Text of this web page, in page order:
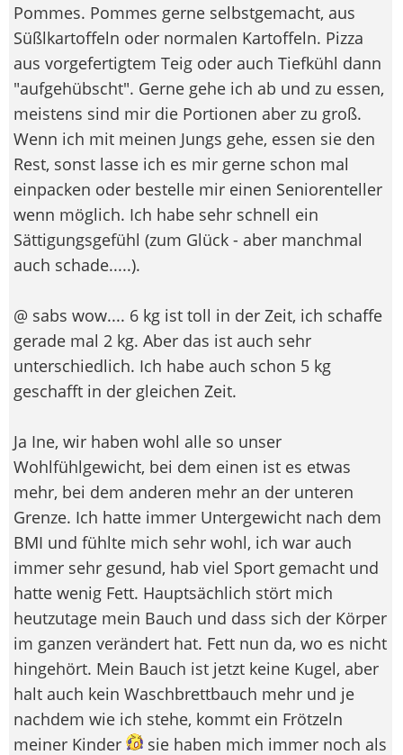
Pommes. Pommes gerne selbstgemacht, aus
Süßlkartoffeln oder normalen Kartoffeln. Pizza
aus vorgefertigtem Teig oder auch Tiefkühl dann
"aufgehübscht". Gerne gehe ich ab und zu essen,
meistens sind mir die Portionen aber zu groß.
Wenn ich mit meinen Jungs gehe, essen sie den
Rest, sonst lasse ich es mir gerne schon mal
einpacken oder bestelle mir einen Seniorenteller
wenn möglich. Ich habe sehr schnell ein
Sättigungsgefühl (zum Glück - aber manchmal
auch schade.....).
@ sabs wow.... 6 kg ist toll in der Zeit, ich schaffe
gerade mal 2 kg. Aber das ist auch sehr
unterschiedlich. Ich habe auch schon 5 kg
geschafft in der gleichen Zeit.
Ja Ine, wir haben wohl alle so unser
Wohlfühlgewicht, bei dem einen ist es etwas
mehr, bei dem anderen mehr an der unteren
Grenze. Ich hatte immer Untergewicht nach dem
BMI und fühlte mich sehr wohl, ich war auch
immer sehr gesund, hab viel Sport gemacht und
hatte wenig Fett. Hauptsächlich stört mich
heutzutage mein Bauch und dass sich der Körper
im ganzen verändert hat. Fett nun da, wo es nicht
hingehört. Mein Bauch ist jetzt keine Kugel, aber
halt auch kein Waschbrettbauch mehr und je
nachdem wie ich stehe, kommt ein Frötzeln
meiner Kinder
sie haben mich immer noch als